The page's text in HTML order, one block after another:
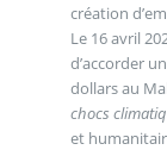
création
Le 16 avril
d’accorder
dollars au
chocs
et